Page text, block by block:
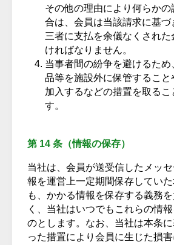
その他の理由により何らか
合は、会員は当該請求に基づ
三者に支払を余儀なくされた
ければなりません。
当事者間の紛争を避けるた
品等を施設外に保管すること
加入するなどの措置を取るこ
す。
第 14 条（情報の保存）
当社は、会員が送受信したメッ
報を運営上一定期間保存してい
も、かかる情報を保存する義務
く、当社はいつでもこれらの情
のとします。なお、当社は本条
った措置により会員に生じた損